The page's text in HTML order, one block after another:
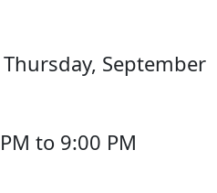
September
to 9:00 PM